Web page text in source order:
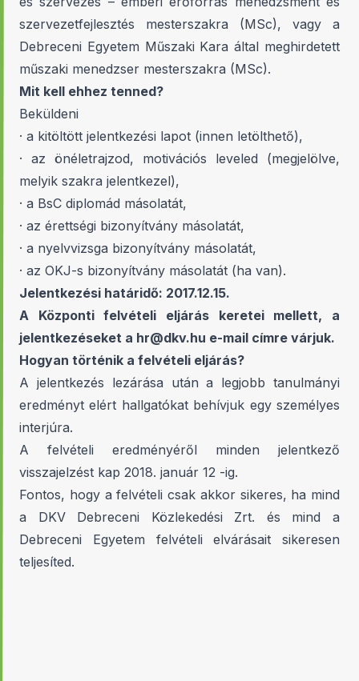
szervezetfejlesztés mesterszakra (MSc), vagy a
Debreceni Egyetem Műszaki Kara által meghirdetett
műszaki menedzser mesterszakra (MSc).
Mit kell ehhez tenned?
Beküldeni
· a kitöltött jelentkezési lapot (innen letölthető),
· az önéletrajzod, motivációs leveled (megjelölve,
melyik szakra jelentkezel),
· a BsC diplomád másolatát,
· az érettségi bizonyítvány másolatát,
· a nyelvvizsga bizonyítvány másolatát,
· az OKJ-s bizonyítvány másolatát (ha van).
Jelentkezési határidő: 2017.12.15.
A Központi felvételi eljárás keretei mellett, a
jelentkezéseket a hr@dkv.hu e-mail címre várjuk.
Hogyan történik a felvételi eljárás?
A jelentkezés lezárása után a legjobb tanulmányi
eredményt elért hallgatókat behívjuk egy személyes
interjúra.
A felvételi eredményéről minden jelentkező
visszajelzést kap 2018. január 12 -ig.
Fontos, hogy a felvételi csak akkor sikeres, ha mind
a DKV Debreceni Közlekedési Zrt. és mind a
Debreceni Egyetem felvételi elvárásait sikeresen
teljesíted.